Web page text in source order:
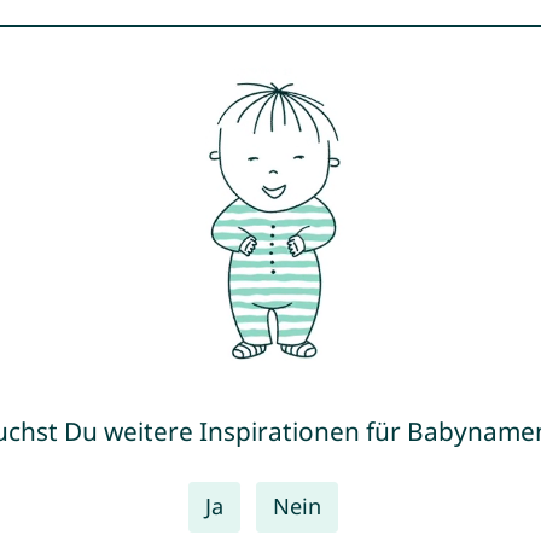
Du weitere Inspirationen für
Ja Nein